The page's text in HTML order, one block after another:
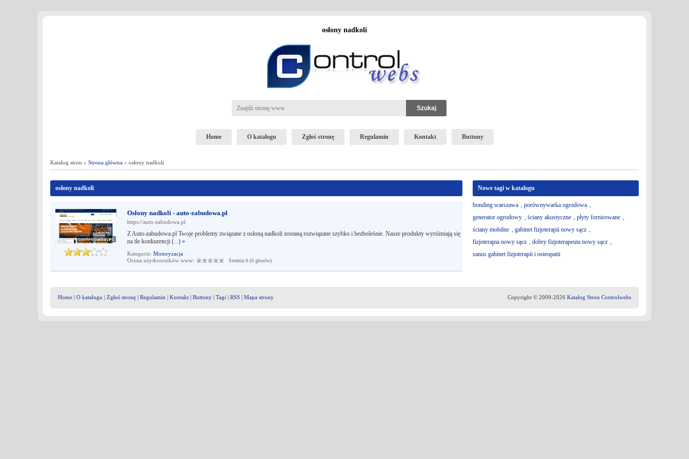
osłony nadkoli
Home O katalogu Zgłoś stronę Regulamin Kontakt Buttony
Katalog stron » Strona główna » osłony nadkoli
osłony nadkoli
Osłony nadkoli - auto-zabudowa.pl
https://auto-zabudowa.pl
Z Auto-zabudowa.pl Twoje problemy związane z osłoną nadkoli zostaną rozwiązane szybko i bezboleśnie. Nasze produkty wyróżniają się
na tle konkurencji (...) »
Kategorie: Motoryzacja
Ocena użytkowników www:
Średnia 0 (0 głosów)
Nowe tagi w katalogu
bonding warszawa , porównywarka ogrodowa ,
generator ogrodowy , ściany akustyczne , płyty fornirowane ,
ściany mobilne , gabinet fizjoterapii nowy sącz ,
fizjoterapia nowy sącz , dobry fizjoterapeuta nowy sącz ,
sanus gabinet fizjoterapii i osteopatii
Home | O katalogu | Zgłoś stronę | Regulamin | Kontakt | Buttony | Tagi | RSS | Mapa strony Copyright © 2009-2026 Katalog Stron Controlwebs